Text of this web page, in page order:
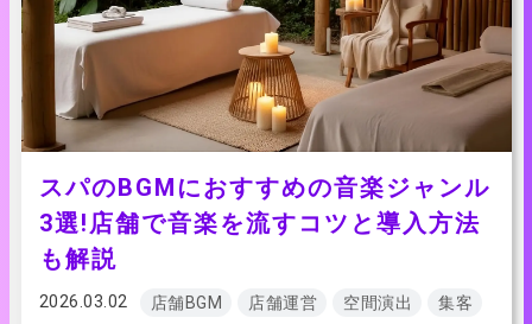
スパのBGMにおすすめの音楽ジャンル
3選!店舗で音楽を流すコツと導入方法
も解説
2026.03.02 店舗BGM 店舗運営 空間演出
集客